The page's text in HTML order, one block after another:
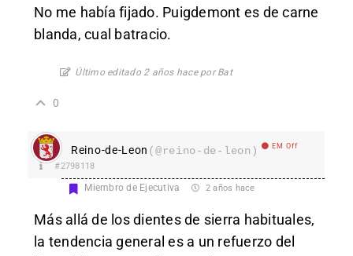
No me había fijado. Puigdemont es de carne
blanda, cual batracio.
Último editado 2 años hace por Bat
0
Reino-de-Leon (@reino-de-leon) EM Off
#2798118
Miembro de Ejecutiva 2 años hace
Más allá de los dientes de sierra habituales,
la tendencia general es a un refuerzo del